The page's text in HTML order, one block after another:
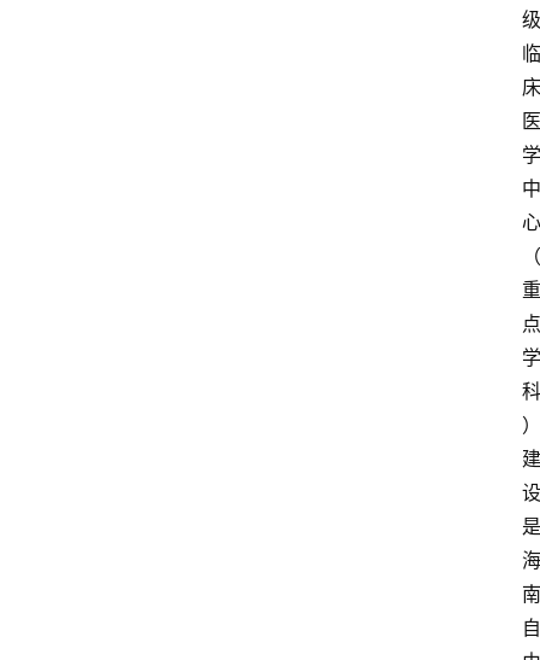
级
临
床
医
学
中
心
（
重
点
学
科
）
建
设
是
海
南
自